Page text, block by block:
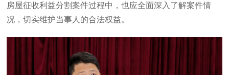
房屋征收利益分割案件过程中，也应全面深入了解案件情
况，切实维护当事人的合法权益。